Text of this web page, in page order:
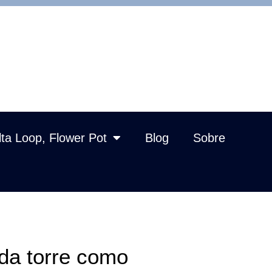
Loop, Flower Pot Blog Sobre
torre como